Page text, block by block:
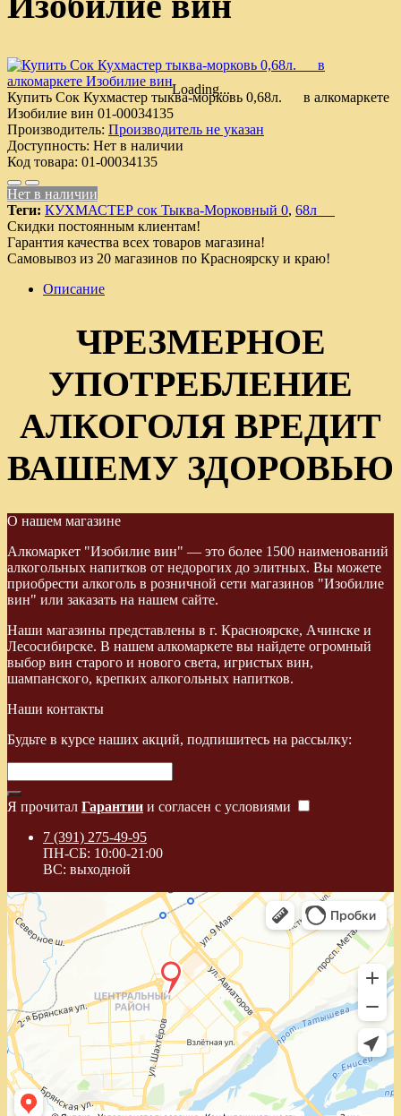
Loading...
Купить Сок Кухмастер тыква-морковь 0,68л. в алкомаркете
Изобилие вин 01-00034135
Производитель: Производитель не указан
Доступность: Нет в наличии
Код товара: 01-00034135
Нет в наличии
Теги: КУХМАСТЕР сок Тыква-Морковный 0, 68л
Скидки постоянным клиентам!
Гарантия качества всех товаров магазина!
Самовывоз из 20 магазинов по Красноярску и краю!
Описание
ЧРЕЗМЕРНОЕ
УПОТРЕБЛЕНИЕ
АЛКОГОЛЯ ВРЕДИТ
ВАШЕМУ ЗДОРОВЬЮ
О нашем магазине
Алкомаркет "Изобилие вин" — это более 1500 наименований
алкогольных напитков от недорогих до элитных. Вы можете
приобрести алкоголь в розничной сети магазинов "Изобилие
вин" или заказать на нашем сайте.
Наши магазины представлены в г. Красноярске, Ачинске и
Лесосибирске. В нашем алкомаркете вы найдете огромный
выбор вин старого и нового света, игристых вин,
шампанского, крепких алкогольных напитков.
Наши контакты
Будьте в курсе наших акций, подпишитесь на рассылку:
Я прочитал Гарантии и согласен с условиями
7 (391) 275-49-95
ПН-СБ: 10:00-21:00
ВС: выходной